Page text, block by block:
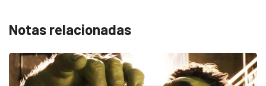
Notas relacionadas